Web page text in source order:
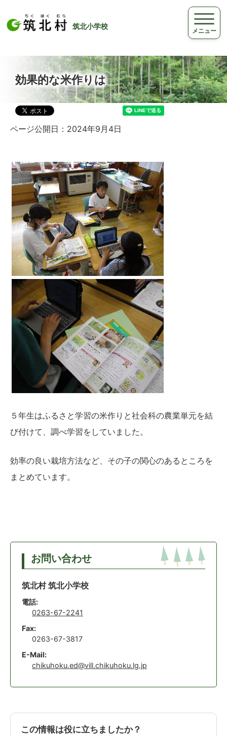
筑北小学校
メニュー
効果的な米作りは
ページ公開日：2024年9月4日
５年生はふるさと学習の米作りと社会科の農業単元を結
び付けて、調べ学習をしていました。
効率の良い栽培方法など、その子の関心のあるところを
まとめています。
お問い合わせ
筑北村 筑北小学校
電話:
0263-67-2241
Fax:
0263-67-3817
E-Mail:
chikuhoku.ed@vill.chikuhoku.lg.jp
この情報は役に立ちましたか？